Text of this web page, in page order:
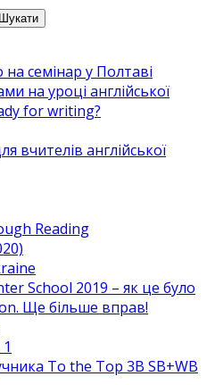
семінар у Полтаві
на уроці англійської
for writing?
вчителів англійської
Reading
School 2019 – як це було
Ще більше вправ!
To the Top 3B SB+WB